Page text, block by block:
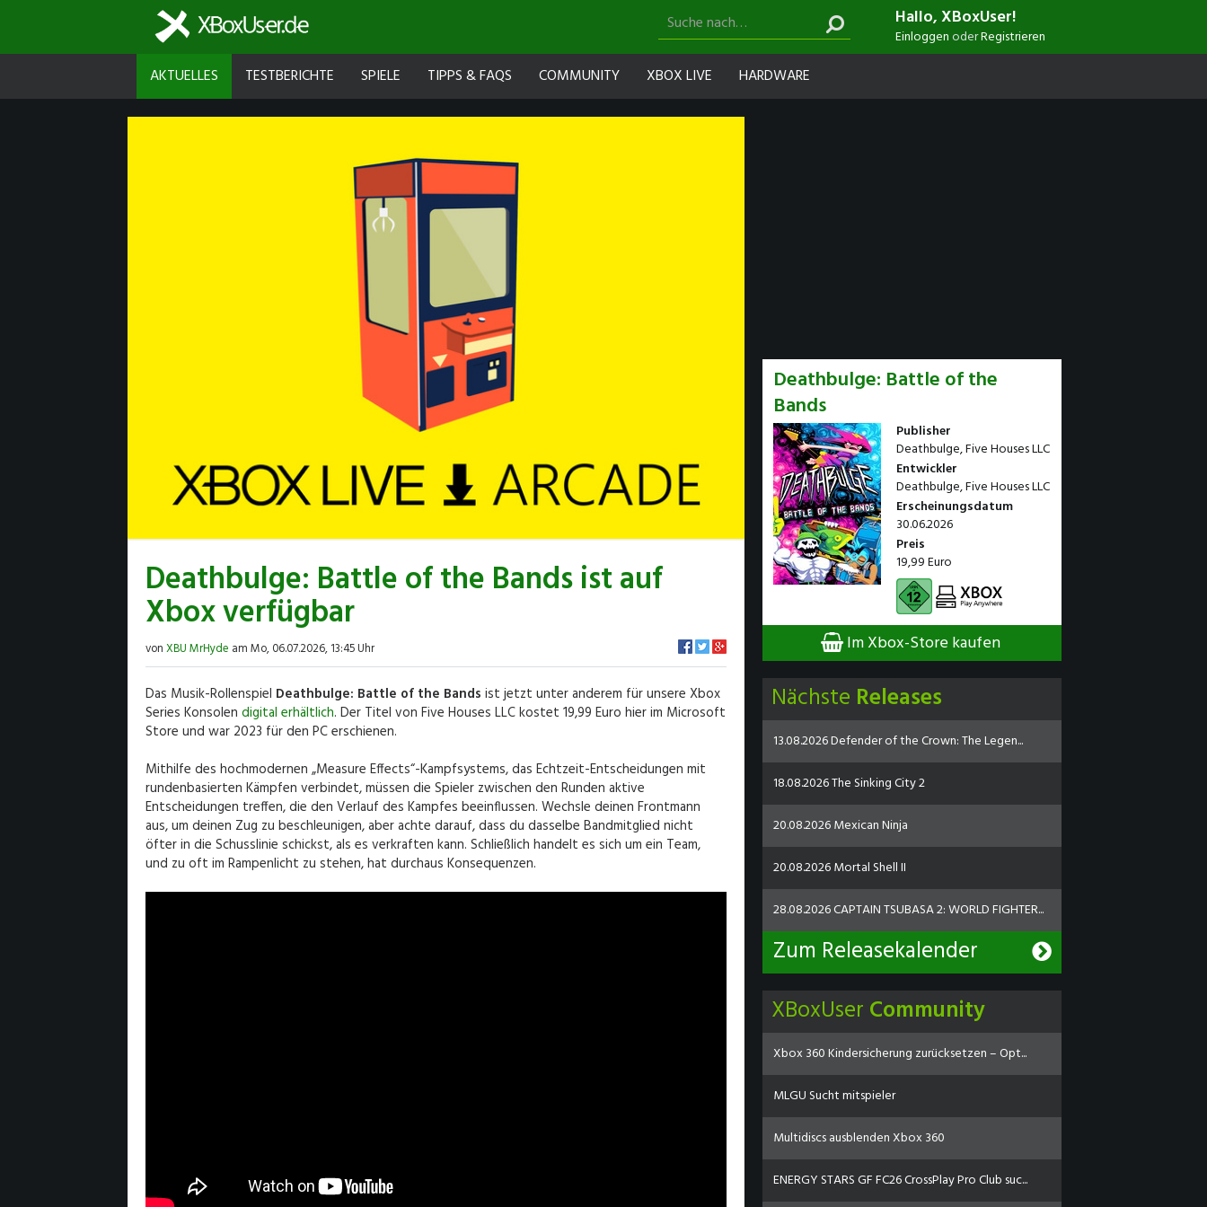
Hallo, XBoxUser!
EinloggenoderRegistrieren
AKTUELLES TESTBERICHTE SPIELE TIPPS & FAQS COMMUNITY XBOX LIVE HARDWARE
Deathbulge: Battle of the Bands ist auf
Xbox verfügbar
von XBU MrHyde am Mo, 06.07.2026, 13:45 Uhr
Das Musik-Rollenspiel Deathbulge: Battle of the Bands ist jetzt unter anderem für unsere Xbox
Series Konsolen digital erhältlich. Der Titel von Five Houses LLC kostet 19,99 Euro hier im Microsoft
Store und war 2023 für den PC erschienen.
Mithilfe des hochmodernen „Measure Effects“-Kampfsystems, das Echtzeit-Entscheidungen mit
rundenbasierten Kämpfen verbindet, müssen die Spieler zwischen den Runden aktive
Entscheidungen treffen, die den Verlauf des Kampfes beeinflussen. Wechsle deinen Frontmann
aus, um deinen Zug zu beschleunigen, aber achte darauf, dass du dasselbe Bandmitglied nicht
öfter in die Schusslinie schickst, als es verkraften kann. Schließlich handelt es sich um ein Team,
und zu oft im Rampenlicht zu stehen, hat durchaus Konsequenzen.
Deathbulge: Battle of the
Bands
Publisher
Deathbulge, Five Houses LLC
Entwickler
Deathbulge, Five Houses LLC
Erscheinungsdatum
30.06.2026
Preis
19,99 Euro
Im Xbox-Store kaufen
Nächste Releases
13.08.2026 Defender of the Crown: The Legen...
18.08.2026 The Sinking City 2
20.08.2026 Mexican Ninja
20.08.2026 Mortal Shell II
28.08.2026 CAPTAIN TSUBASA 2: WORLD FIGHTER...
Zum Releasekalender
XBoxUser Community
Xbox 360 Kindersicherung zurücksetzen – Opt...
MLGU Sucht mitspieler
Multidiscs ausblenden Xbox 360
ENERGY STARS GF FC26 CrossPlay Pro Club suc...